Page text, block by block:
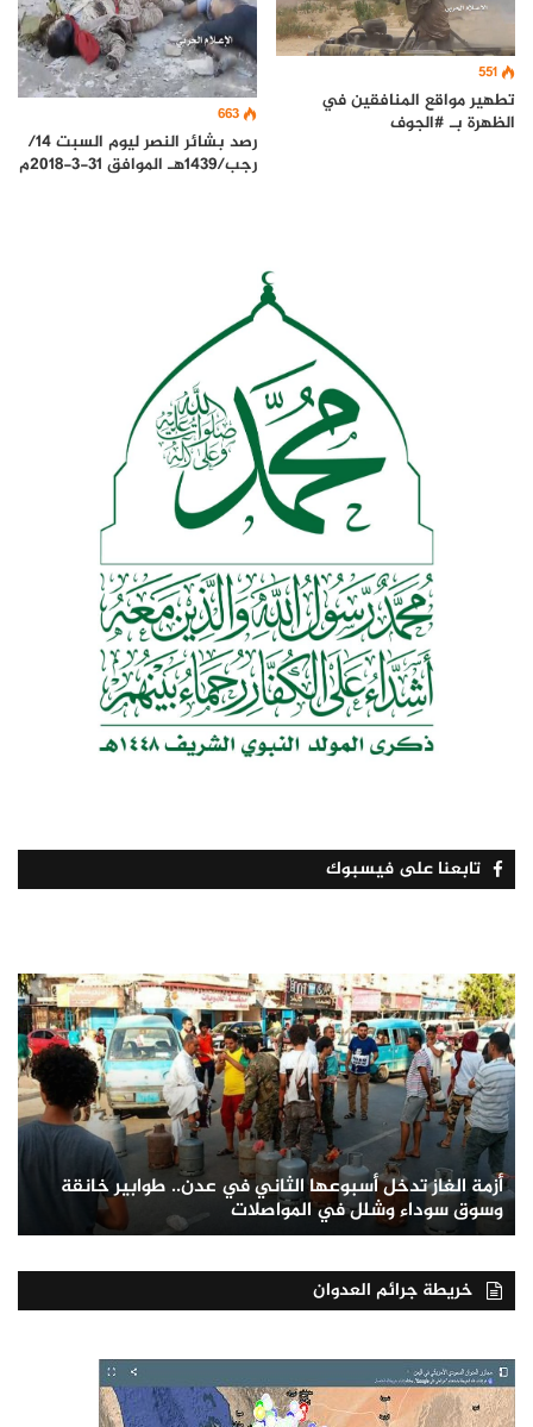
551
تطهير مواقع المنافقين في
الظهرة بـ #الجوف
663
رصد بشائر النصر ليوم السبت 14/
رجب/1439هـ الموافق 31-3-2018م
تابعنا على فيسبوك
أزمة الغاز تدخل أسبوعها الثاني في عدن.. طوابير خانقة
وسوق سوداء وشلل في المواصلات
خريطة جرائم العدوان